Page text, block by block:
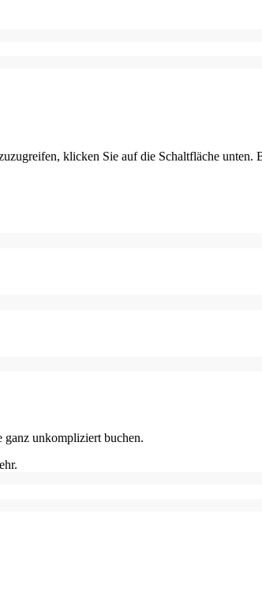
klicken Sie auf die Schaltfläche unten.
unkompliziert buchen.